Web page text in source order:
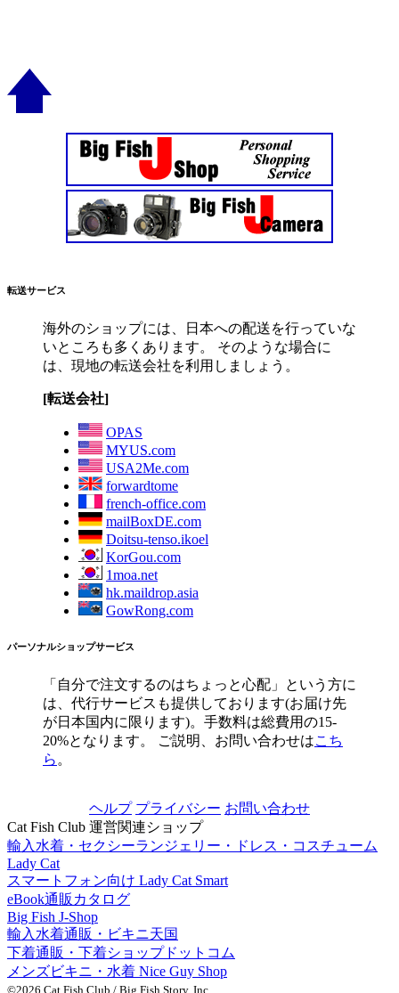
転送サービス
海外のショップには、日本への配送を行っていな
いところも多くあります。 そのような場合に
は、現地の転送会社を利用しましょう。
[転送会社]
OPAS
MYUS.com
USA2Me.com
forwardtome
french-office.com
mailBoxDE.com
Doitsu-tenso.ikoel
KorGou.com
1moa.net
hk.maildrop.asia
GowRong.com
パーソナルショップサービス
「自分で注文するのはちょっと心配」という方に
は、代行サービスも提供しております(お届け先
が日本国内に限ります)。手数料は総費用の15-
20%となります。 ご説明、お問い合わせはこち
ら 。
ヘルプ プライバシー お問い合わせ
Cat Fish Club 運営関連ショップ
輸入水着・セクシーランジェリー・ドレス・コスチューム
Lady Cat
スマートフォン向け Lady Cat Smart
eBook通販カタログ
Big Fish J-Shop
輸入水着通販・ビキニ天国
下着通販・下着ショップドットコム
メンズビキニ・水着 Nice Guy Shop
©2026 Cat Fish Club / Big Fish Story, Inc.